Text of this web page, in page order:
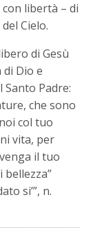
libertà – di
Cielo.
di Gesù
Dio e
Padre:
che sono
col tuo
vita, per
il tuo
bellezza”
si’”, n.